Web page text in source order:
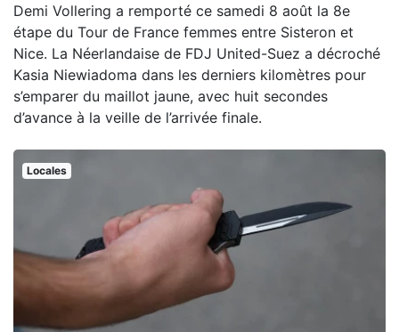
Demi Vollering a remporté ce samedi 8 août la 8e
étape du Tour de France femmes entre Sisteron et
Nice. La Néerlandaise de FDJ United-Suez a décroché
Kasia Niewiadoma dans les derniers kilomètres pour
s’emparer du maillot jaune, avec huit secondes
d’avance à la veille de l’arrivée finale.
Locales